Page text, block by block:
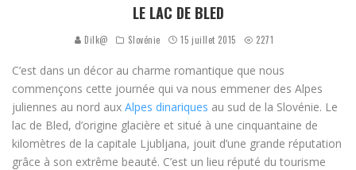
LE LAC DE BLED
Dilk@ Slovénie 15 juillet 2015 2271
C’est dans un décor au charme romantique que nous
commençons cette journée qui va nous emmener des Alpes
juliennes au nord aux Alpes dinariques au sud de la Slovénie. Le
lac de Bled, d’origine glacière et situé à une cinquantaine de
kilomètres de la capitale Ljubljana, jouit d’une grande réputation
grâce à son extrême beauté. C’est un lieu réputé du tourisme